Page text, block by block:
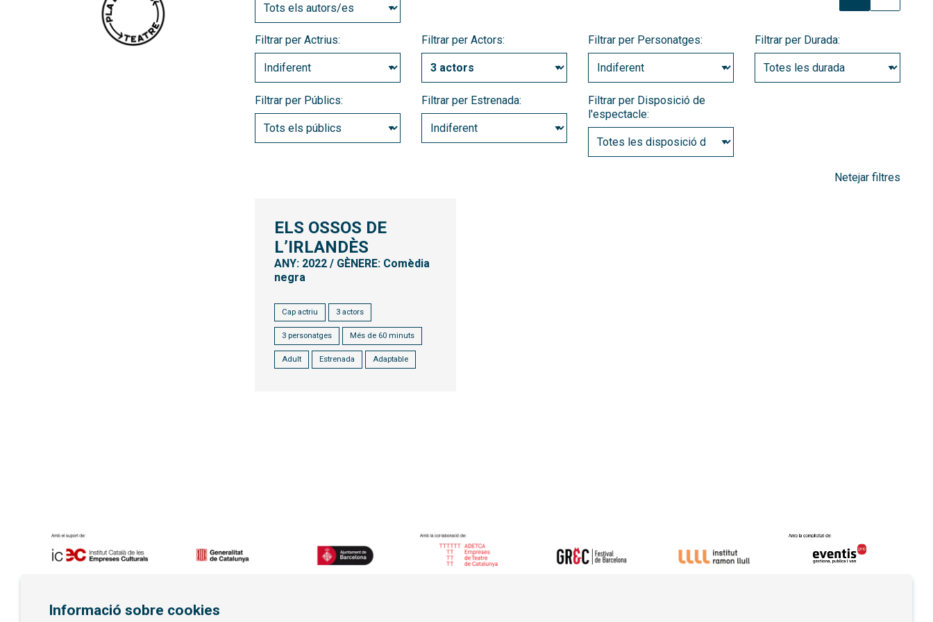
Filtrar per Actrius: Filtrar per Actors: Filtrar per Personatges: Filtrar per Durada:
Filtrar per Públics: Filtrar per Estrenada:
Filtrar per Disposició de
l'espectacle:
Netejar filtres
ELS OSSOS DE
L’IRLANDÈS
ANY: 2022 / GÈNERE: Comèdia
negra
Cap actriu 3 actors
3 personatges Més de 60 minuts
Adult Estrenada Adaptable
Informació sobre cookies